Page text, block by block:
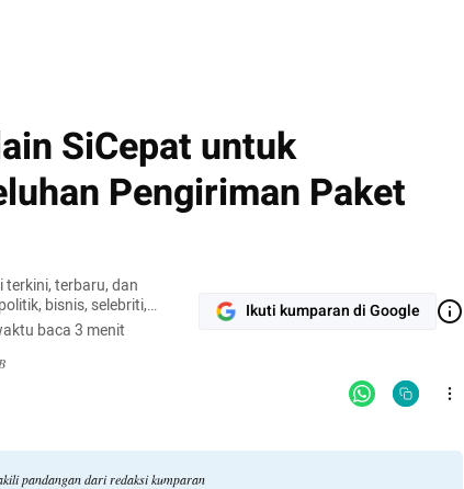
SiCepat untuk
Pengiriman Paket
terbaru, dan
bisnis, selebriti,
lagi.
baca 3 menit
Ikuti kumparan di Google
pandangan dari redaksi kumparan